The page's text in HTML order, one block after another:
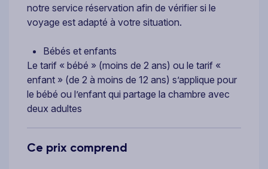
notre service réservation afin de vérifier si le
voyage est adapté à votre situation.
Bébés et enfants
Le tarif « bébé » (moins de 2 ans) ou le tarif «
enfant » (de 2 à moins de 12 ans) s’applique pour
le bébé ou l’enfant qui partage la chambre avec
deux adultes
Ce prix comprend